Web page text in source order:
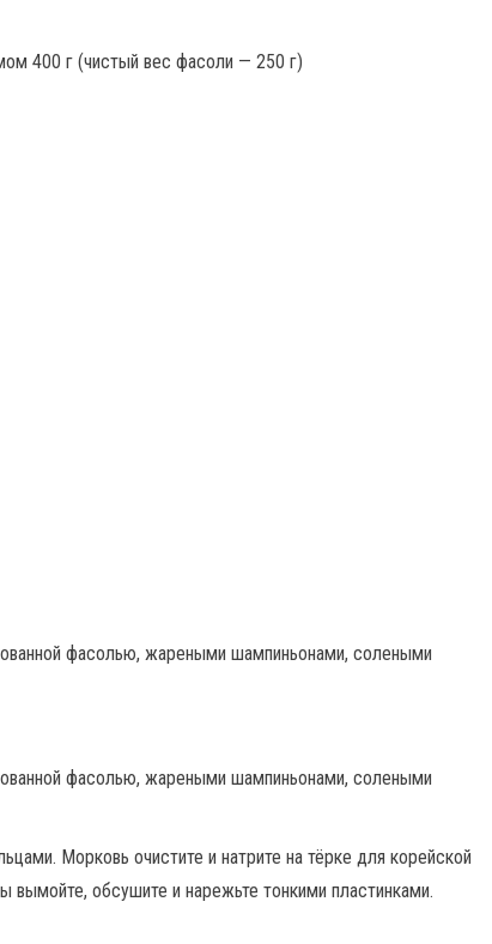
400 г (чистый вес фасоли — 250 г)
Морковь очистите и натрите на тёрке для корейской
обсушите и нарежьте тонкими пластинками.